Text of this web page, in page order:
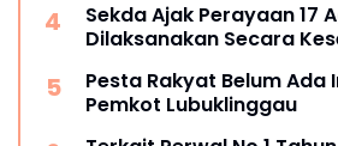
Sekda Ajak Perayaan 17
Dilaksanakan Secara
Pesta Rakyat Belum Ada
Pemkot Lubuklinggau